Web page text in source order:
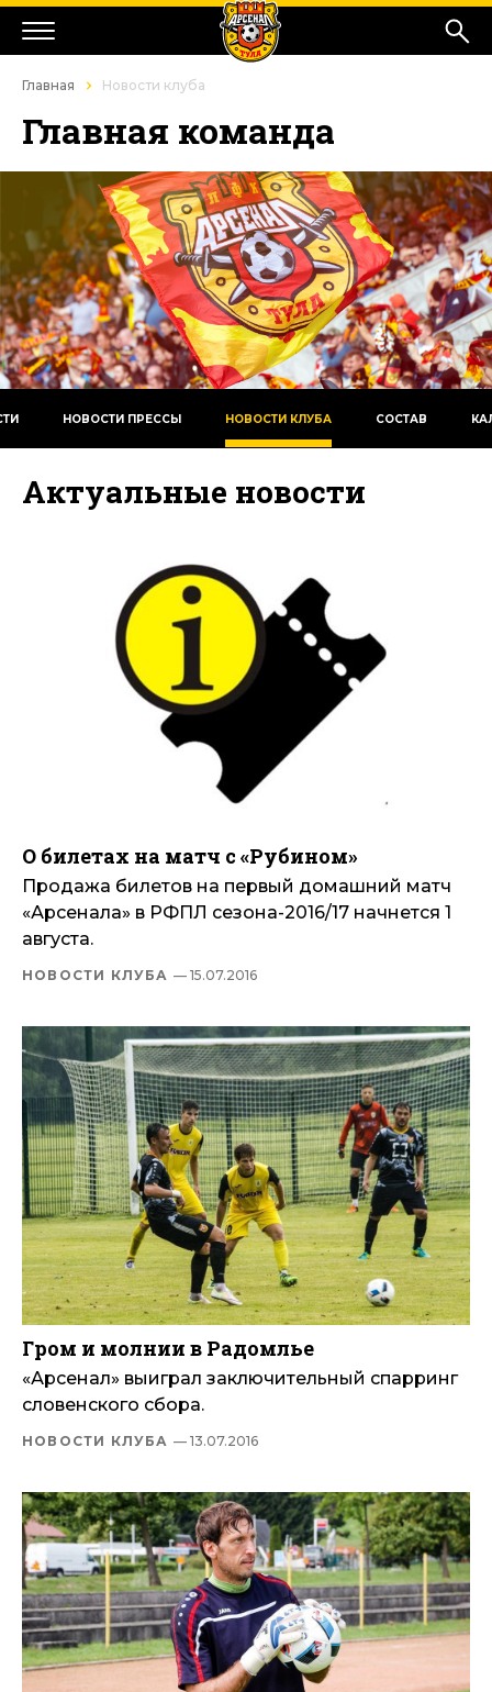
Главная Новости клуба
Главная команда
НОВОСТИ ПРЕССЫ НОВОСТИ КЛУБА СОСТАВ
Актуальные новости
О билетах на матч с «Рубином»
Продажа билетов на первый домашний матч
«Арсенала» в РФПЛ сезона-2016/17 начнется 1
августа.
НОВОСТИ КЛУБА — 15.07.2016
Гром и молнии в Радомлье
«Арсенал» выиграл заключительный спарринг
словенского сбора.
НОВОСТИ КЛУБА — 13.07.2016